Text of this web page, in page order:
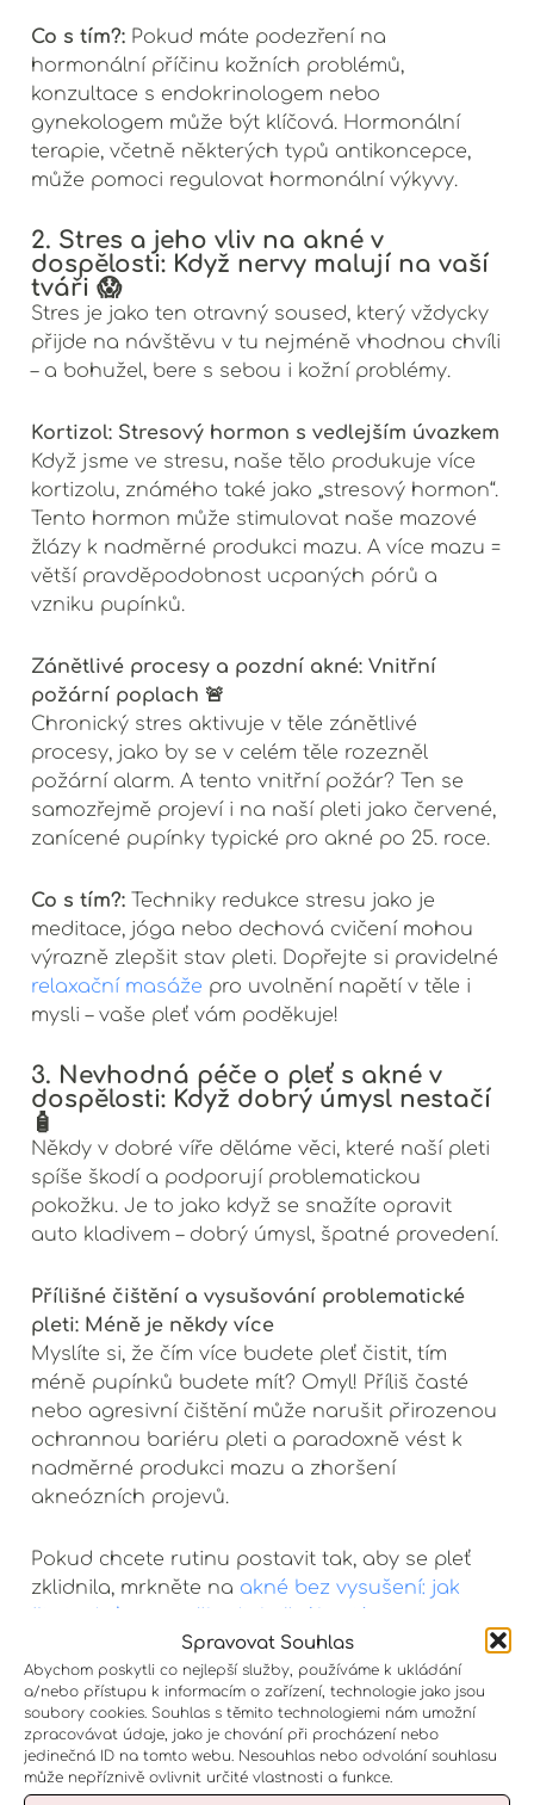
Spravovat Souhlas
Abychom poskytli co nejlepší služby, používáme k ukládání
a/nebo přístupu k informacím o zařízení, technologie jako jsou
soubory cookies. Souhlas s těmito technologiemi nám umožní
zpracovávat údaje, jako je chování při procházení nebo
jedinečná ID na tomto webu. Nesouhlas nebo odvolání souhlasu
může nepříznivě ovlivnit určité vlastnosti a funkce.
Co s tím?:Pokud máte podezření na
hormonální příčinu kožních problémů,
konzultace s endokrinologem nebo
gynekologem může být klíčová. Hormonální
terapie, včetně některých typů antikoncepce,
může pomoci regulovat hormonální výkyvy.
2. Stres a jeho vliv na akné v
dospělosti: Když nervy malují na vaší
tváři 😱
Stres je jako ten otravný soused, který vždycky
přijde na návštěvu v tu nejméně vhodnou chvíli
– a bohužel, bere s sebou i kožní problémy.
Kortizol: Stresový hormon s vedlejším úvazkem
Když jsme ve stresu, naše tělo produkuje více
kortizolu, známého také jako „stresový hormon“.
Tento hormon může stimulovat naše mazové
žlázy k nadměrné produkci mazu. A více mazu =
větší pravděpodobnost ucpaných pórů a
vzniku pupínků.
Zánětlivé procesy a pozdní akné: Vnitřní
požární poplach 🚨
Chronický stres aktivuje v těle zánětlivé
procesy, jako by se v celém těle rozezněl
požární alarm. A tento vnitřní požár? Ten se
samozřejmě projeví i na naší pleti jako červené,
zanícené pupínky typické pro akné po 25. roce.
Co s tím?:Techniky redukce stresu jako je
meditace, jóga nebo dechová cvičení mohou
výrazně zlepšit stav pleti. Dopřejte si pravidelné
relaxační masáže pro uvolnění napětí v těle i
mysli – vaše pleť vám poděkuje!
3. Nevhodná péče o pleť s akné v
dospělosti: Když dobrý úmysl nestačí
🧴
Někdy v dobré víře děláme věci, které naší pleti
spíše škodí a podporují problematickou
pokožku. Je to jako když se snažíte opravit
auto kladivem – dobrý úmysl, špatné provedení.
Přílišné čištění a vysušování problematické
pleti: Méně je někdy více
Myslíte si, že čím více budete pleť čistit, tím
méně pupínků budete mít? Omyl! Příliš časté
nebo agresivní čištění může narušit přirozenou
ochrannou bariéru pleti a paradoxně vést k
nadměrné produkci mazu a zhoršení
akneózních projevů.
Pokud chcete rutinu postavit tak, aby se pleť
zklidnila, mrkněte na akné bez vysušení: jak
čistit pleť a nepoškodit kožní bariéru
Používání nevhodných produktů: Když léčba je
horší než nemoc
Ne všechny produkty jsou vhodné pro všechny
typy pleti. Používání příliš mastných krémů na
už tak mastnou pleť? To je jako pozvánka pro